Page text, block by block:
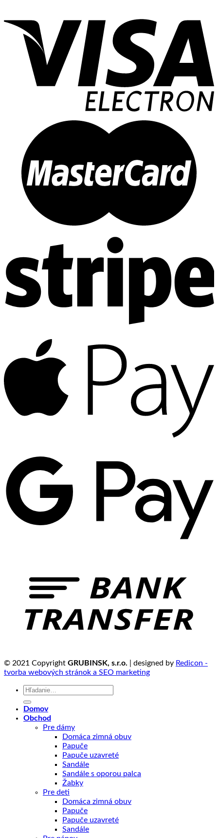
© 2021 Copyright GRUBINSK, s.r.o. | designed by Redicon -
tvorba webových stránok a SEO marketing
Hľadať:
Domov
Obchod
Pre dámy
Domáca zimná obuv
Papuče
Papuče uzavreté
Sandále
Sandále s oporou palca
Žabky
Pre deti
Domáca zimná obuv
Papuče
Papuče uzavreté
Sandále